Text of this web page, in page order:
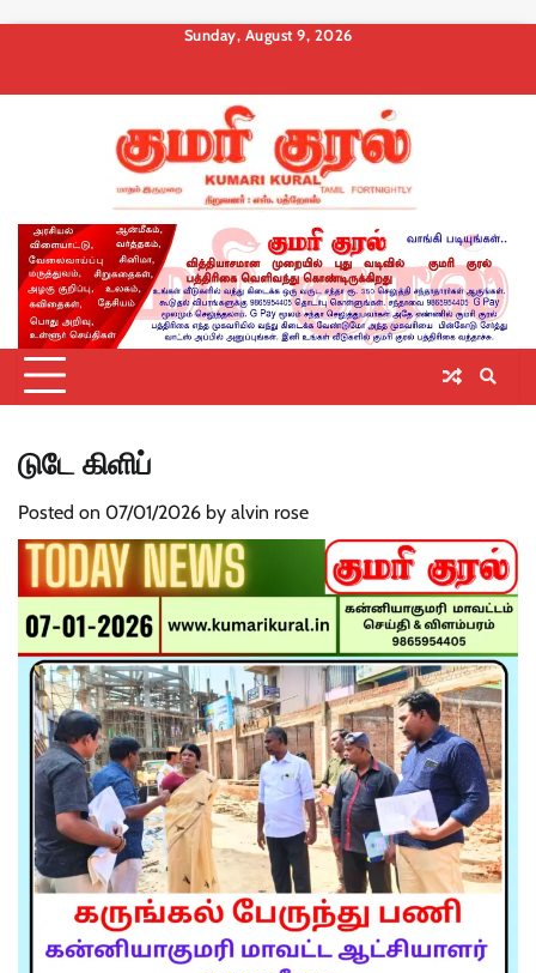
content
Sunday, August 9, 2026
Policy
Conditions
CheckoutCancel
டுடே கிளிப்
Posted on 07/01/2026 by alvin rose